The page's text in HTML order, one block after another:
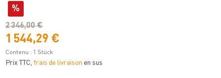
%
2 346,00 €
1 544,29 €
Contenu : 1 Stück
Prix TTC, frais de livraison en sus